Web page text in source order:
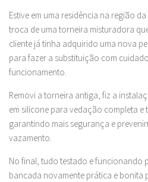
Estive em uma residência na região
troca de uma torneira misturadora
cliente já tinha adquirido uma nova
para fazer a substituição com
funcionamento.
Removi a torneira antiga, fiz a
em silicone para vedação completa e
garantindo mais segurança e
vazamento.
No final, tudo testado e funcionando
bancada novamente prática e bonita